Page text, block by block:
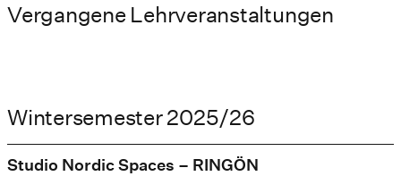
Vergangene Lehrveranstaltungen
Wintersemester 2025/26
Studio Nordic Spaces – RINGÖN